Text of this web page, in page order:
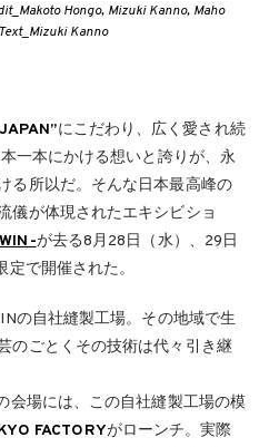
Hongo, Mizuki Kanno, Maho
Kanno
にこだわり、広く愛され続
一本にかける想いと誇りが、永
る所以だ。そんな日本最高峰の
儀が体現されたエキシビショ
が去る8月28日（水）、29日
定で開催された。
の自社縫製工場。その地域で生
のごとくその技術は代々引き継
会場には、この自社縫製工場の模
FACTORYがローンチ。実際